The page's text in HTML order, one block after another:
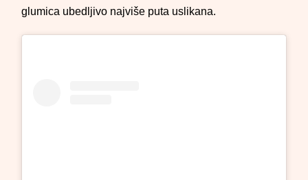
glumica ubedljivo najviše puta uslikana.